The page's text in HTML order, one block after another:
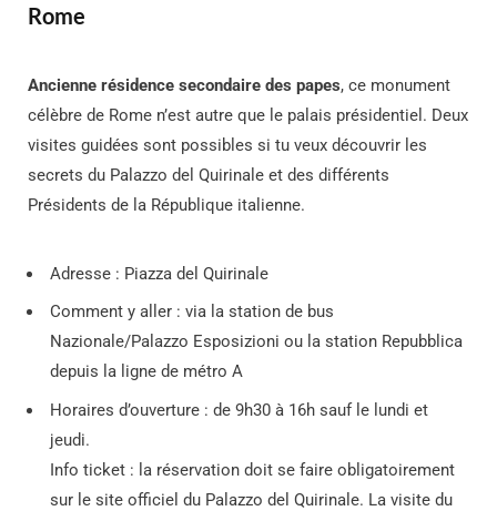
Rome
Ancienne résidence secondaire des papes, ce monument
célèbre de Rome n’est autre que le palais présidentiel. Deux
visites guidées sont possibles si tu veux découvrir les
secrets du Palazzo del Quirinale et des différents
Présidents de la République italienne.
Adresse : Piazza del Quirinale
Comment y aller : via la station de bus
Nazionale/Palazzo Esposizioni ou la station Repubblica
depuis la ligne de métro A
Horaires d’ouverture : de 9h30 à 16h sauf le lundi et
jeudi.
Info ticket : la réservation doit se faire obligatoirement
sur le site officiel du Palazzo del Quirinale. La visite du